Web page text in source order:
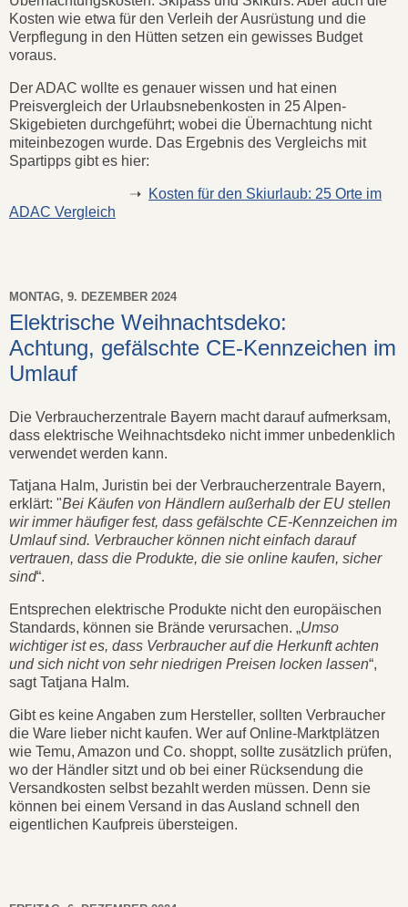
Kosten wie etwa für den Verleih der Ausrüstung und die
Verpflegung in den Hütten setzen ein gewisses Budget
voraus.
Der ADAC wollte es genauer wissen und hat einen
Preisvergleich der Urlaubsnebenkosten in 25 Alpen-
Skigebieten durchgeführt; wobei die Übernachtung nicht
miteinbezogen wurde. Das Ergebnis des Vergleichs mit
Spartipps gibt es hier:
➝ Kosten für den Skiurlaub: 25 Orte im
ADAC Vergleich
MONTAG, 9. DEZEMBER 2024
Elektrische Weihnachtsdeko:
Achtung, gefälschte CE-Kennzeichen im
Umlauf
Die Verbraucherzentrale Bayern macht darauf aufmerksam,
dass elektrische Weihnachtsdeko nicht immer unbedenklich
verwendet werden kann.
Tatjana Halm, Juristin bei der Verbraucherzentrale Bayern,
erklärt: "Bei Käufen von Händlern außerhalb der EU stellen
wir immer häufiger fest, dass gefälschte CE-Kennzeichen im
Umlauf sind. Verbraucher können nicht einfach darauf
vertrauen, dass die Produkte, die sie online kaufen, sicher
sind“.
Entsprechen elektrische Produkte nicht den europäischen
Standards, können sie Brände verursachen. „Umso
wichtiger ist es, dass Verbraucher auf die Herkunft achten
und sich nicht von sehr niedrigen Preisen locken lassen“,
sagt Tatjana Halm.
Gibt es keine Angaben zum Hersteller, sollten Verbraucher
die Ware lieber nicht kaufen. Wer auf Online-Marktplätzen
wie Temu, Amazon und Co. shoppt, sollte zusätzlich prüfen,
wo der Händler sitzt und ob bei einer Rücksendung die
Versandkosten selbst bezahlt werden müssen. Denn sie
können bei einem Versand in das Ausland schnell den
eigentlichen Kaufpreis übersteigen.